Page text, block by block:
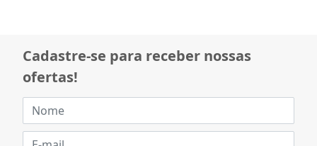
Cadastre-se para receber nossas
ofertas!